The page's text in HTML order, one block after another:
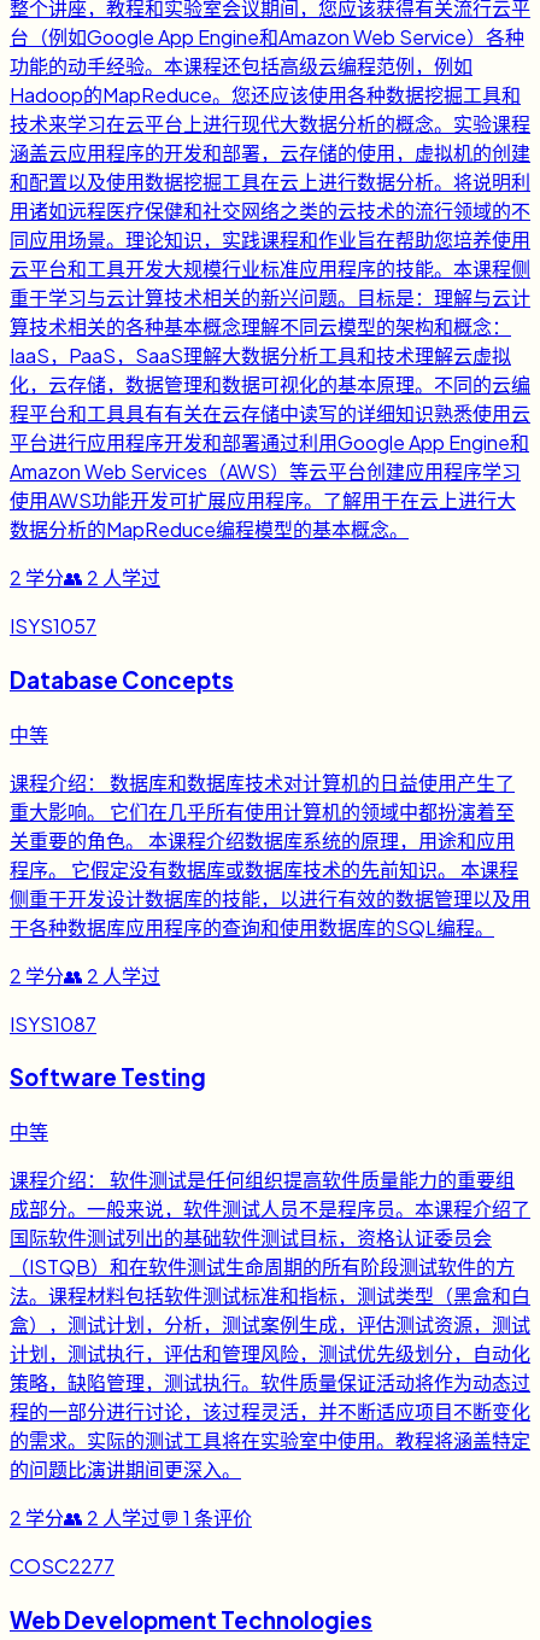
整个讲座，教程和实验室会议期间，您应该获得有关流行云平
台（例如Google App Engine和Amazon Web Service）各种
功能的动手经验。本课程还包括高级云编程范例，例如
Hadoop的MapReduce。您还应该使用各种数据挖掘工具和
技术来学习在云平台上进行现代大数据分析的概念。实验课程
涵盖云应用程序的开发和部署，云存储的使用，虚拟机的创建
和配置以及使用数据挖掘工具在云上进行数据分析。将说明利
用诸如远程医疗保健和社交网络之类的云技术的流行领域的不
同应用场景。理论知识，实践课程和作业旨在帮助您培养使用
云平台和工具开发大规模行业标准应用程序的技能。本课程侧
重于学习与云计算技术相关的新兴问题。目标是：理解与云计
算技术相关的各种基本概念理解不同云模型的架构和概念：
IaaS，PaaS，SaaS理解大数据分析工具和技术理解云虚拟
化，云存储，数据管理和数据可视化的基本原理。不同的云编
程平台和工具具有有关在云存储中读写的详细知识熟悉使用云
平台进行应用程序开发和部署通过利用Google App Engine和
Amazon Web Services（AWS）等云平台创建应用程序学习
使用AWS功能开发可扩展应用程序。了解用于在云上进行大
数据分析的MapReduce编程模型的基本概念。
2 学分👥 2 人学过
ISYS1057
Database Concepts
中等
课程介绍： 数据库和数据库技术对计算机的日益使用产生了
重大影响。 它们在几乎所有使用计算机的领域中都扮演着至
关重要的角色。 本课程介绍数据库系统的原理，用途和应用
程序。 它假定没有数据库或数据库技术的先前知识。 本课程
侧重于开发设计数据库的技能，以进行有效的数据管理以及用
于各种数据库应用程序的查询和使用数据库的SQL编程。
2 学分👥 2 人学过
ISYS1087
Software Testing
中等
课程介绍： 软件测试是任何组织提高软件质量能力的重要组
成部分。一般来说，软件测试人员不是程序员。本课程介绍了
国际软件测试列出的基础软件测试目标，资格认证委员会
（ISTQB）和在软件测试生命周期的所有阶段测试软件的方
法。课程材料包括软件测试标准和指标，测试类型（黑盒和白
盒），测试计划，分析，测试案例生成，评估测试资源，测试
计划，测试执行，评估和管理风险，测试优先级划分，自动化
策略，缺陷管理，测试执行。软件质量保证活动将作为动态过
程的一部分进行讨论，该过程灵活，并不断适应项目不断变化
的需求。实际的测试工具将在实验室中使用。教程将涵盖特定
的问题比演讲期间更深入。
2 学分👥 2 人学过💬 1 条评价
COSC2277
Web Development Technologies